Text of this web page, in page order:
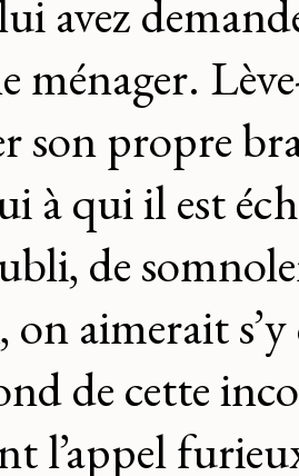
avez
ménager.
son propre
à qui il est
de
on aimerait
de cette
l’appel